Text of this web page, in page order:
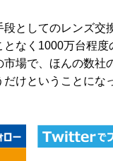
段としてのレンズ交
となく1000万台程度
場で、ほんの数社
けということにな